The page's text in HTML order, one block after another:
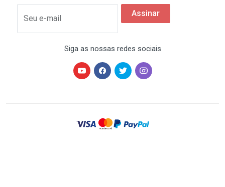
Seu e-mail
Assinar
Siga as nossas redes sociais